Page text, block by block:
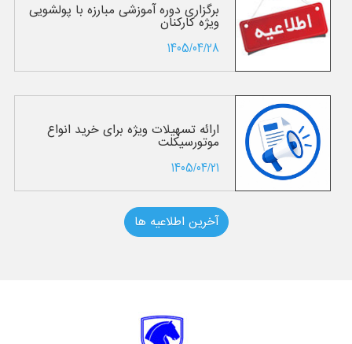
برگزاری دوره آموزشی مبارزه با پولشویی
ویژه کارکنان
1405/04/28
ارائه تسهیلات ویژه برای خرید انواع
موتورسیکلت
1405/04/21
آخرین اطلاعیه ها